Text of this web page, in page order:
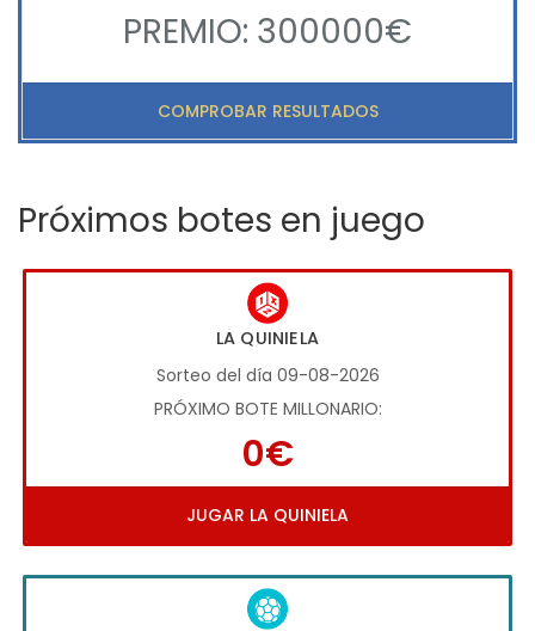
PREMIO: 300000€
COMPROBAR RESULTADOS
Próximos botes en juego
LA QUINIELA
Sorteo del día 09-08-2026
PRÓXIMO BOTE MILLONARIO:
0€
JUGAR LA QUINIELA